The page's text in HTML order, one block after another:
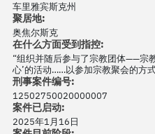
车里雅宾斯克州
聚居地:
奥焦尔斯克
在什么方面受到指控:
“组织并随后参与了宗教团体——宗
心’的活动……以参加宗教聚会的方
刑事案件编号:
12502750020000007
案件已启动:
2025年1月16日